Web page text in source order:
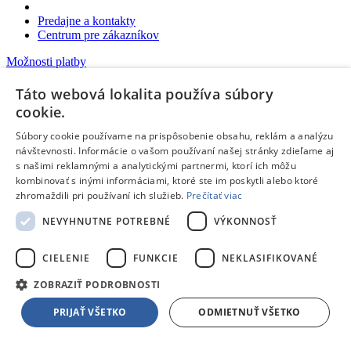
Predajne a kontakty
Centrum pre zákazníkov
Možnosti platby
Pri nákupe v predajni v hotovosti, kartou, alebo poukážkami
Platba na dobierku aj kartou
Predaj na splátky
Platba prevodom na účet
Elektronické poukážky Edenred e-ticket, Cashback World a
Euronics
Platba online cez internet:
Možnosti doručenia
Rezervácia a nákup v predajni
Expresné doručenie kuriérom
Vynáška a odvoz starého spotrebiča
Packeta - výdajné miesta a Z-BOXy
Táto webová lokalita používa súbory
cookie.
Súbory cookie používame na prispôsobenie obsahu, reklám a analýzu
návštevnosti. Informácie o vašom používaní našej stránky zdieľame aj
s našimi reklamnými a analytickými partnermi, ktorí ich môžu
kombinovať s inými informáciami, ktoré ste im poskytli alebo ktoré
zhromaždili pri používaní ich služieb. Prečítať viac
NEVYHNUTNE POTREBNÉ
VÝKONNOSŤ
CIELENIE FUNKCIE NEKLASIFIKOVANÉ
ZOBRAZIŤ PODROBNOSTI
PRIJAŤ VŠETKO ODMIETNUŤ VŠETKO